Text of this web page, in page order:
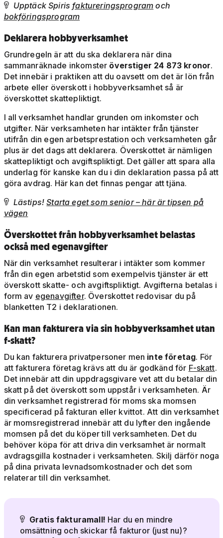
 Upptäck Spirisfaktureringsprogram och
bokföringsprogram
Deklarera hobbyverksamhet
Grundregeln är att du ska deklarera när dina
sammanräknade inkomster överstiger 24 873 kronor.
Det innebär i praktiken att du oavsett om det är lön från
arbete eller överskott i hobbyverksamhet så är
överskottet skattepliktigt.
I all verksamhet handlar grunden om inkomster och
utgifter. När verksamheten har intäkter från tjänster
utifrån din egen arbetsprestation och verksamheten går
plus är det dags att deklarera. Överskottet är nämligen
skattepliktigt och avgiftspliktigt. Det gäller att spara alla
underlag för kanske kan du i din deklaration passa på att
göra avdrag. Här kan det finnas pengar att tjäna.
 Lästips!Starta eget som senior – här är tipsen på
vägen
Överskottet från hobbyverksamhet belastas
också med egenavgifter
När din verksamhet resulterar i intäkter som kommer
från din egen arbetstid som exempelvis tjänster är ett
överskott skatte- och avgiftspliktigt. Avgifterna betalas i
form av egenavgifter. Överskottet redovisar du på
blanketten T2 i deklarationen.
Kan man fakturera via sin hobbyverksamhet utan
f-skatt?
Du kan fakturera privatpersoner men inte företag. För
att fakturera företag krävs att du är godkänd för F-skatt.
Det innebär att din uppdragsgivare vet att du betalar din
skatt på det överskott som uppstår i verksamheten. Är
din verksamhet registrerad för moms ska momsen
specificerad på fakturan eller kvittot. Att din verksamhet
är momsregistrerad innebär att du lyfter den ingående
momsen på det du köper till verksamheten. Det du
behöver köpa för att driva din verksamhet är normalt
avdragsgilla kostnader i verksamheten. Skilj därför noga
på dina privata levnadsomkostnader och det som
relaterar till din verksamhet.
 Gratis fakturamall! Har du en mindre
omsättning och skickar få fakturor (just nu)?